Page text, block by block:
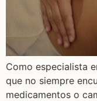
Como especialista
que no siempre
medicamentos o